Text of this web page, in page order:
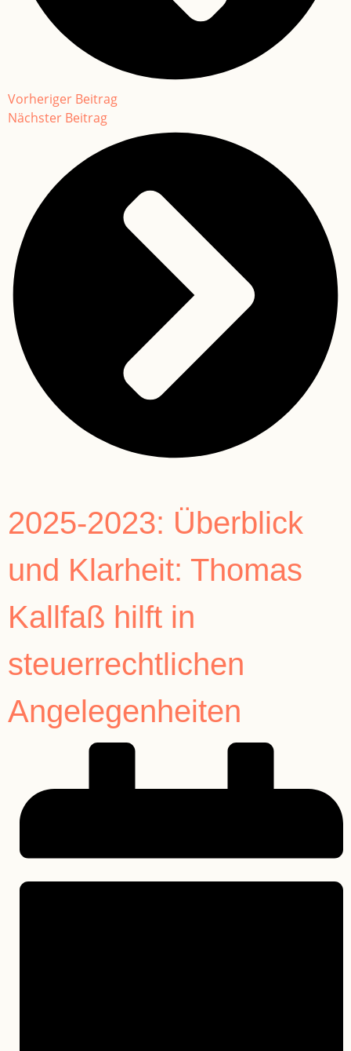
Vorheriger Beitrag
Nächster Beitrag
2025-2023: Überblick
und Klarheit: Thomas
Kallfaß hilft in
steuerrechtlichen
Angelegenheiten